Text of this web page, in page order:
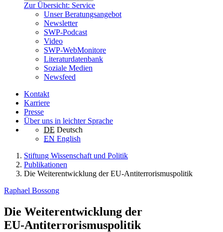
Zur Übersicht: Service
Unser Beratungsangebot
Newsletter
SWP-Podcast
Video
SWP-WebMonitore
Literaturdatenbank
Soziale Medien
Newsfeed
Kontakt
Karriere
Presse
Über uns in leichter Sprache
DE Deutsch
EN English
Stiftung Wissenschaft und Politik
Publikationen
Die Weiterentwicklung der EU‑Antiterrorismuspolitik
Raphael Bossong
Die Weiterentwicklung der
EU‑Antiterrorismuspolitik